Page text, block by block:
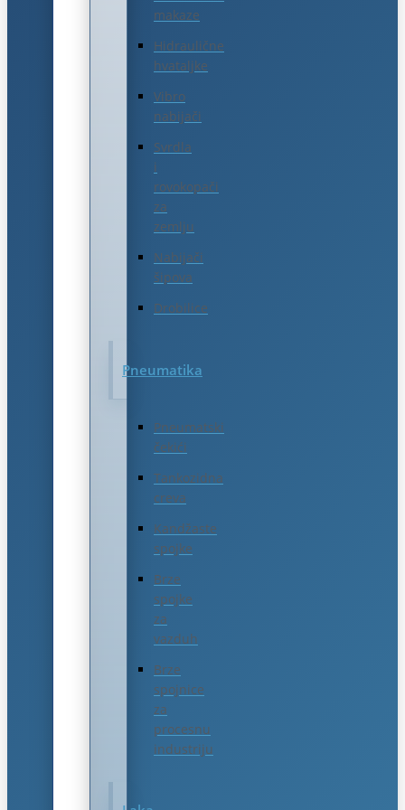
makaze
Hidraulične
hvataljke
Vibro
nabijači
Svrdla
i
rovokopači
za
zemlju
Nabijači
šipova
Drobilice
Pneumatika
Pneumatski
čekići
Tankozidna
creva
Kandžaste
spojke
Brze
spojke
za
vazduh
Brze
spojnice
za
procesnu
industriju